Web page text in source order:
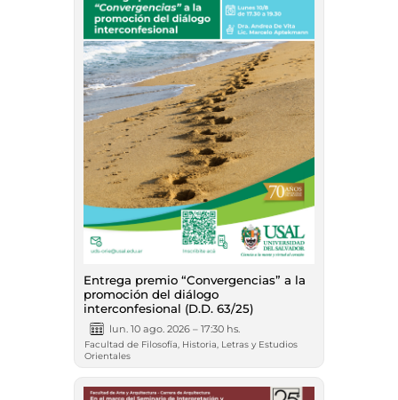
Entrega premio “Convergencias” a la
promoción del diálogo
interconfesional (D.D. 63/25)
lun. 10 ago. 2026 – 17:30 hs.
Facultad de Filosofía, Historia, Letras y Estudios
Orientales